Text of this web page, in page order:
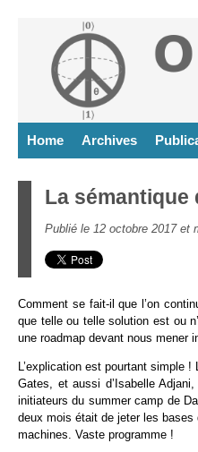
Home Archives
La sémantique
Publié le 12 octobre 2017 et
Comment se fait-il que l’on
que telle ou telle solution est ou
une roadmap devant nous mener
L’explication est pourtant simple
Gates, et aussi d’Isabelle
initiateurs du summer camp de
deux mois était de jeter les bases
machines. Vaste programme !